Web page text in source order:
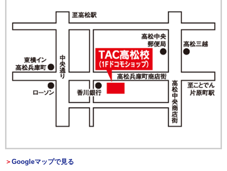
＞ Googleマップで見る